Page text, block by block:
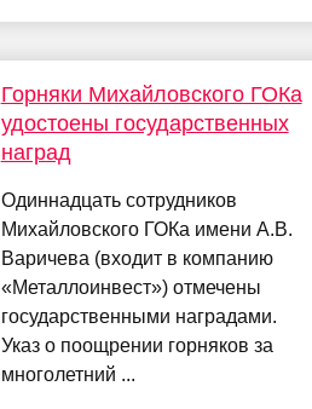
Горняки Михайловского ГОКа
удостоены государственных
наград
Одиннадцать сотрудников
Михайловского ГОКа имени А.В.
Варичева (входит в компанию
«Металлоинвест») отмечены
государственными наградами.
Указ о поощрении горняков за
многолетний ...